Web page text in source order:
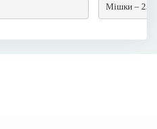
Мішки – 25